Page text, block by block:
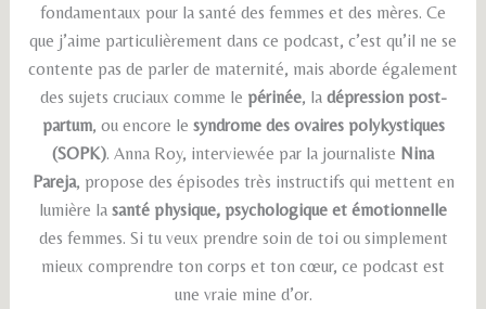
fondamentaux pour la santé des femmes et des mères. Ce
que j’aime particulièrement dans ce podcast, c’est qu’il ne se
contente pas de parler de maternité, mais aborde également
des sujets cruciaux comme le périnée, la dépression post-
partum, ou encore le syndrome des ovaires polykystiques
(SOPK). Anna Roy, interviewée par la journaliste Nina
Pareja, propose des épisodes très instructifs qui mettent en
lumière la santé physique, psychologique et émotionnelle
des femmes. Si tu veux prendre soin de toi ou simplement
mieux comprendre ton corps et ton cœur, ce podcast est
une vraie mine d’or.